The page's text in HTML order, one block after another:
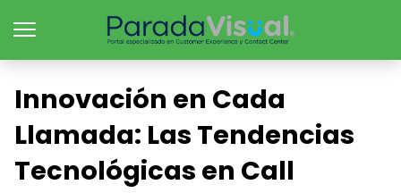
Innovación en Cada
Llamada: Las Tendencias
Tecnológicas en Call